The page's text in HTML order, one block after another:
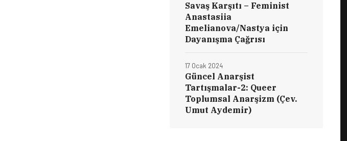
Savaş Karşıtı – Feminist
Anastasiia
Emelianova/Nastya için
Dayanışma Çağrısı
Güncel Anarşist
Tartışmalar-2: Queer
Toplumsal Anarşizm (Çev.
Umut Aydemir)
17 Ocak 2024